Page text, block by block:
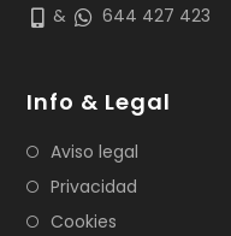
& 644 427 423
Info & Legal
Aviso legal
Privacidad
Cookies